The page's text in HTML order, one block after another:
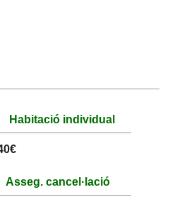
Habitació individual
Asseg. cancel·lació